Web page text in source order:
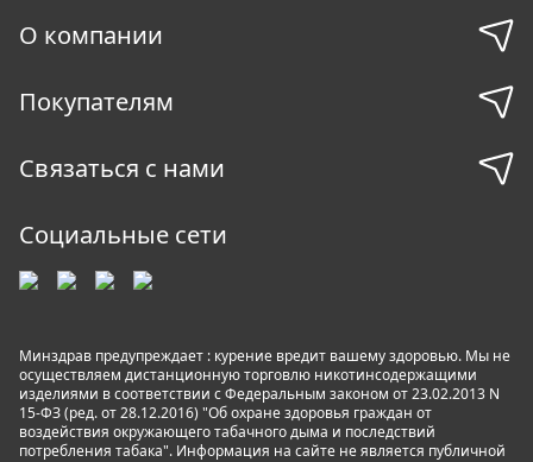
О компании
Покупателям
Связаться с нами
Социальные сети
Минздрав предупреждает : курение вредит вашему здоровью. Мы не
осуществляем дистанционную торговлю никотинсодержащими
изделиями в соответствии с Федеральным законом от 23.02.2013 N
15-ФЗ (ред. от 28.12.2016) "Об охране здоровья граждан от
воздействия окружающего табачного дыма и последствий
потребления табака". Информация на сайте не является публичной